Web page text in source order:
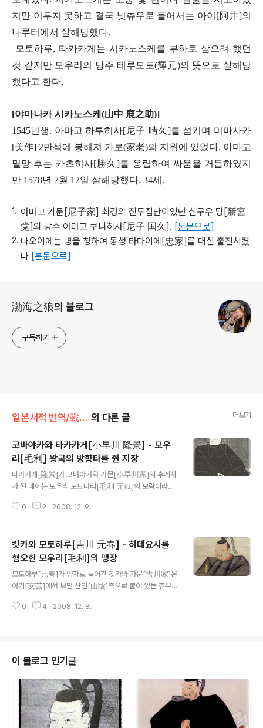
지만 이루지 못하고 결국 빗츄우로 들어서는 아이[阿井]의
나루터에서 살해당했다.
모토하루, 타카카게는 시카노스케를 부하로 삼으려 했던
것 같지만 모우리의 당주 테루모토(輝元)의 뜻으로 살해당
했다고 한다.
[야마나카 시카노스케(山中 鹿之助)]
1545년생. 아마고 하루히사[尼子 晴久]를 섬기며 미마사카
[美作] 2만석에 봉해져 가로(家老)의 지위에 있었다. 아마고
멸망 후는 카츠히사[勝久]를 옹립하여 싸움을 거듭하였지
만 1578년 7월 17일 살해당했다. 34세.
아마고 가문[尼子家] 최강의 전투집단이었던 신구우 당[新宮
党]의 당수 아마고 쿠니히사[尼子 国久]. [본문으로]
나오이에는 병을 칭하여 동생 타다이에[忠家]를 대신 출진시켰
다 [본문으로]
渤海之狼의 블로그
구독하기
일본서적 번역/戰國武將100話 의 다른 글 더보기
코바야카와 타카카게[小早川 隆景] - 모우
리[毛利] 왕국의 방향타를 쥔 지장
타카카게[隆景]가 코바야카와 가문[小早川家]의 후계자
가 된 데에는 모우리 모토나리[毛利 元就]의 모략이라는
는 세토 내해[瀬戸内海] 연안의 호족 코바야카와 가문을
어져 있었다. 그 중 타케하라 가문의 당주인 오키카게[興
景]가 병으로 죽었다. 운 좋게 모토나리의 조카가 죽은 오
키카게의 부인이었다. 곧바로 모토나리는 당시 9살인 토쿠
쥬마루[徳寿丸=후의 타카카게]를 후계자로 밀어 넣었다.
그 직후 이번엔 누타 가문에서 당주 마사히라[正平]가 죽
었고 거기에 그의 아들인 마타츠루마루[又鶴丸]에게 눈이
0 2 2008. 12. 9.
킷카와 모토하루[吉川 元春] - 히데요시를
혐오한 모우리[毛利]의 맹장
모토하루[元春]가 양자로 들어간 킷카와 가문[吉川家]은
아키[安芸]에서 보면 산인[山陰]측으로 붙어 있는 츄우고
파로 모우리 가문[毛利家]을 위협하던 존재였다. 모토나
킷카와 모토츠네[吉川 基経]의 부인이 되어 있는 이중으
로 엮인 인척이었다. 모토나리는 부인 묘우큐우가 병으로
죽자 킷카와 탈취 공작을 개시. 킷카와 가문의 노신들을 꼬
셔 가중을 분열시키는 것에 성공했다. 이제 30살을 넘었을
뿐인 당주 킷카와 오키츠네[吉川 興経]를 억지로 당주의
자리에서 끌어내리고는, 그의 아들 센호우시..
0 4 2008. 12. 8.
이 블로그 인기글